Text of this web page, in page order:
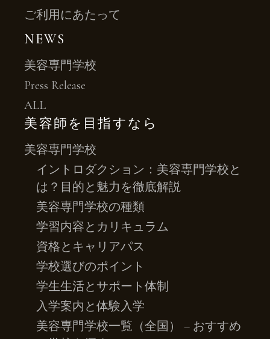
ご利用にあたって
NEWS
美容専門学校
Press Release
ALL
美容師を目指すなら
美容専門学校
イントロダクション：美容専門学校と
は？目的と魅力を徹底解説
美容専門学校の種類
学習内容とカリキュラム
資格とキャリアパス
学校選びのポイント
学生生活とサポート体制
入学案内と体験入学
美容専門学校一覧（全国） – おすすめ